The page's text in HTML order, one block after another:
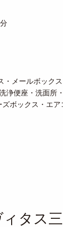
・メールボック
座・洗面所・
ックス・エア
ィタス